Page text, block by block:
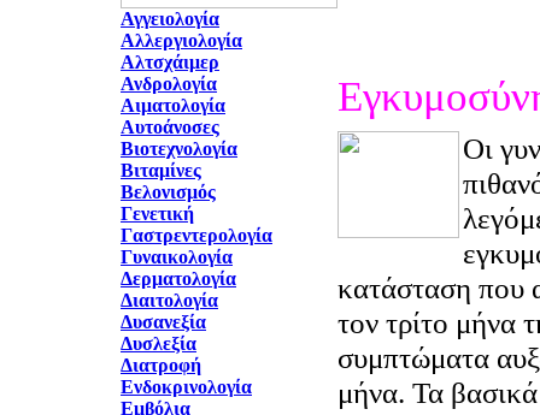
Αγγειολογία
Αλλεργιολογία
Αλτσχάιμερ
Ανδρολογία
Αιματολογία
Αυτοάνοσες
Βιοτεχνολογία
Βιταμίνες
Βελονισμός
Γενετική
Γαστρεντερολογία
Γυναικολογία
Δερματολογία
Διαιτολογία
Δυσανεξία
Δυσλεξία
Διατροφή
Ενδοκρινολογία
Εμβόλια
Οι
κατάσταση που
τον τρίτο μήνα
συμπτώματα
μήνα. Τα